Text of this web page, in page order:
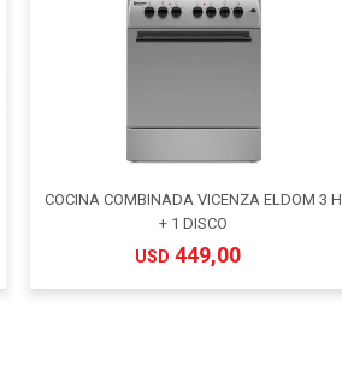
COCINA COMBINADA VICENZA ELDOM 3 H
+ 1 DISCO
USD 449,00